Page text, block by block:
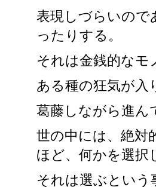
表現しづらいので
ったりする。
それは金銭的なモ
ある種の狂気が入
葛藤しながら進ん
世の中には、絶対
ほど、何かを選択
それは選ぶとい